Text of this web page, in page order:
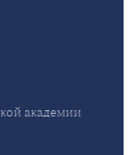
академии